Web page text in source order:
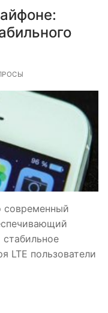
современный
LTE пользователи